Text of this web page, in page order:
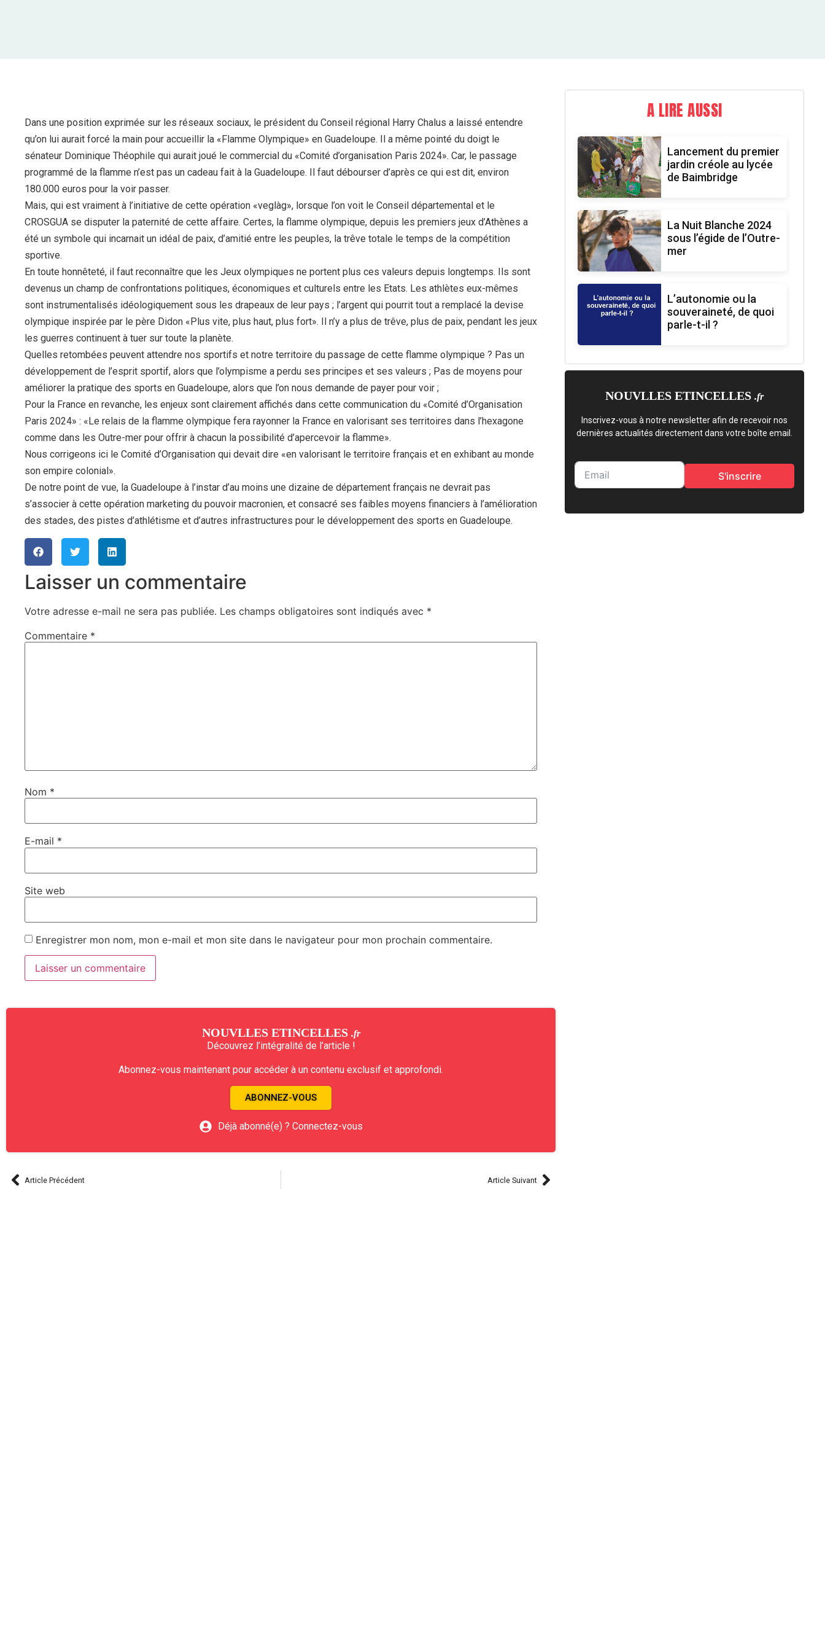
Dans une position exprimée sur les réseaux sociaux, le président du Conseil régional Harry Chalus a laissé entendre
qu’on lui aurait forcé la main pour accueillir la «Flamme Olympique» en Guadeloupe. Il a même pointé du doigt le
sénateur Dominique Théophile qui aurait joué le commercial du «Comité d’organisation Paris 2024». Car, le passage
programmé de la flamme n’est pas un cadeau fait à la Guadeloupe. Il faut débourser d’après ce qui est dit, environ
180.000 euros pour la voir passer.
Mais, qui est vraiment à l’initiative de cette opération «veglàg», lorsque l’on voit le Conseil départemental et le
CROSGUA se disputer la paternité de cette affaire. Certes, la flamme olympique, depuis les premiers jeux d’Athènes a
été un symbole qui incarnait un idéal de paix, d’amitié entre les peuples, la trêve totale le temps de la compétition
sportive.
En toute honnêteté, il faut reconnaître que les Jeux olympiques ne portent plus ces valeurs depuis longtemps. Ils sont
devenus un champ de confrontations politiques, économiques et culturels entre les Etats. Les athlètes eux-mêmes
sont instrumentalisés idéologiquement sous les drapeaux de leur pays ; l’argent qui pourrit tout a remplacé la devise
olympique inspirée par le père Didon «Plus vite, plus haut, plus fort». Il n’y a plus de trêve, plus de paix, pendant les jeux
les guerres continuent à tuer sur toute la planète.
Quelles retombées peuvent attendre nos sportifs et notre territoire du passage de cette flamme olympique ? Pas un
développement de l’esprit sportif, alors que l’olympisme a perdu ses principes et ses valeurs ; Pas de moyens pour
améliorer la pratique des sports en Guadeloupe, alors que l’on nous demande de payer pour voir ;
Pour la France en revanche, les enjeux sont clairement affichés dans cette communication du «Comité d’Organisation
Paris 2024» : «Le relais de la flamme olympique fera rayonner la France en valorisant ses territoires dans l’hexagone
comme dans les Outre-mer pour offrir à chacun la possibilité d’apercevoir la flamme».
Nous corrigeons ici le Comité d’Organisation qui devait dire «en valorisant le territoire français et en exhibant au monde
son empire colonial».
De notre point de vue, la Guadeloupe à l’instar d’au moins une dizaine de département français ne devrait pas
s’associer à cette opération marketing du pouvoir macronien, et consacré ses faibles moyens financiers à l’amélioration
des stades, des pistes d’athlétisme et d’autres infrastructures pour le développement des sports en Guadeloupe.
Laisser un commentaire
Votre adresse e-mail ne sera pas publiée. Les champs obligatoires sont indiqués avec *
Commentaire *
Nom *
E-mail *
Site web
Enregistrer mon nom, mon e-mail et mon site dans le navigateur pour mon prochain commentaire.
NOUVLLES ETINCELLES .fr
Découvrez l’intégralité de l’article !
Abonnez-vous maintenant pour accéder à un contenu exclusif et approfondi.
ABONNEZ-VOUS
Déjà abonné(e) ? Connectez-vous
Article Précédent Article Suivant
A LIRE AUSSI
Lancement du premier
jardin créole au lycée
de Baimbridge
La Nuit Blanche 2024
sous l’égide de l’Outre-
mer
L’autonomie ou la
souveraineté, de quoi
parle-t-il ?
NOUVLLES ETINCELLES .fr
Inscrivez-vous à notre newsletter afin de recevoir nos
dernières actualités directement dans votre boîte email.
S'inscrire